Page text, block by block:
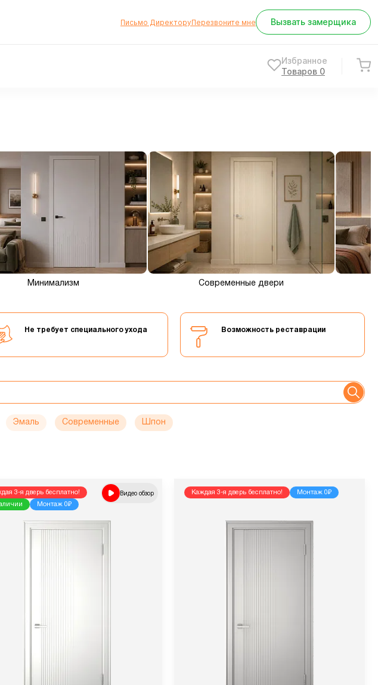
Письмо ДиректоруПерезвоните мне Вызвать замерщика
Избранное
Товаров 0
Минимализм Современные двери
Не требует специального ухода Возможность реставрации
Эмаль Современные Шпон
3-я дверь бесплатно!
Монтаж 0₽
Видео обзор Каждая 3-я дверь бесплатно! Монтаж 0₽